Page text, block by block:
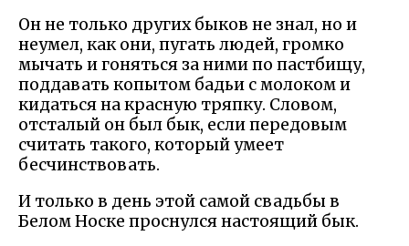
Он не только других быков не знал, но и
неумел, как они, пугать людей, громко
мычать и гоняться за ними по пастбищу,
поддавать копытом бадьи с молоком и
кидаться на красную тряпку. Словом,
отсталый он был бык, если передовым
считать такого, который умеет
бесчинствовать.
И только в день этой самой свадьбы в
Белом Носке проснулся настоящий бык.